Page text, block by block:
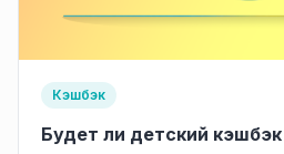
Кэшбэк
Будет ли детский